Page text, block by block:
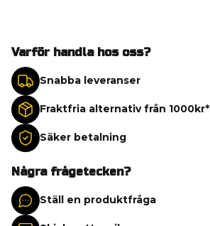
Varför handla hos oss?
Snabba leveranser
Fraktfria alternativ från 1000kr*
Säker betalning
Några frågetecken?
Ställ en produktfråga